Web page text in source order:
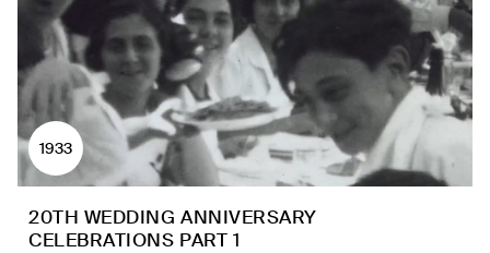
1933
20TH WEDDING ANNIVERSARY
CELEBRATIONS PART 1